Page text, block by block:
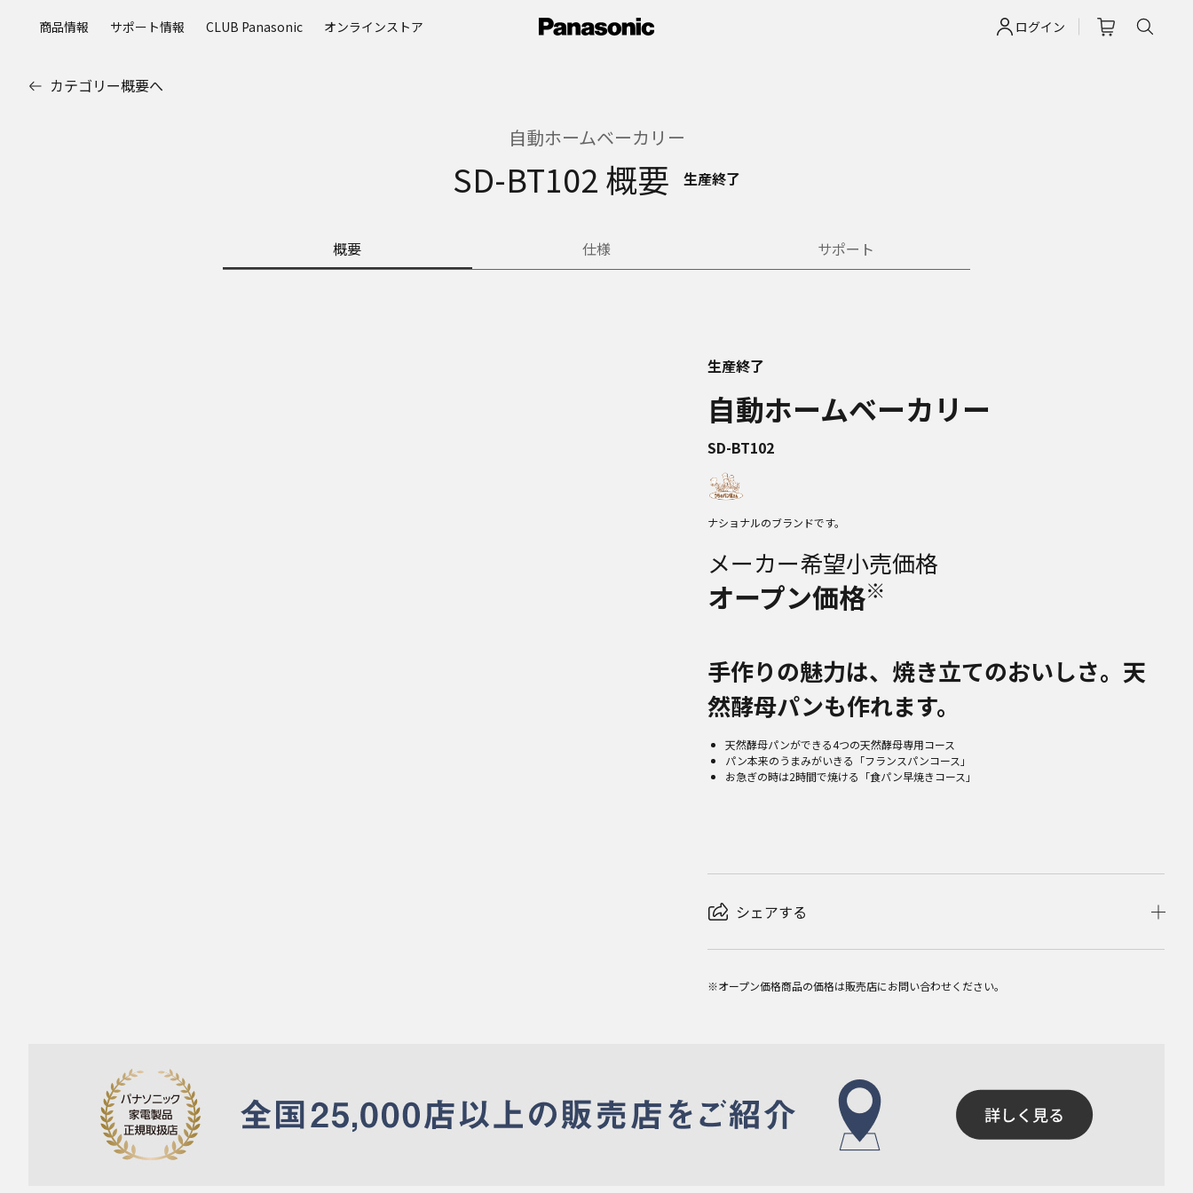
ログイン
商品情報 サポート情報 CLUB Panasonic オンラインストア
カテゴリー概要へ
自動ホームベーカリー
SD-BT102 概要 生産終了
概要 仕様 サポート
生産終了
自動ホームベーカリー
SD-BT102
ナショナルのブランドです。
メーカー希望小売価格
オープン価格※
手作りの魅力は、焼き立てのおいしさ。天
然酵母パンも作れます。
天然酵母パンができる4つの天然酵母専用コース
パン本来のうまみがいきる「フランスパンコース」
お急ぎの時は2時間で焼ける「食パン早焼きコース」
シェアする
※オープン価格商品の価格は販売店にお問い合わせください。